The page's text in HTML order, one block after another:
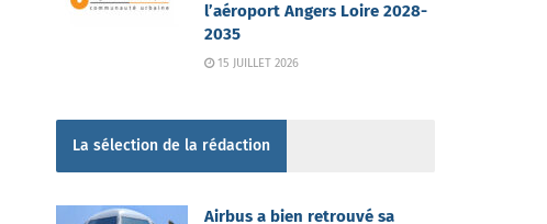
l’aéroport Angers Loire 2028-
2035
15 JUILLET 2026
La sélection de la rédaction
Airbus a bien retrouvé sa